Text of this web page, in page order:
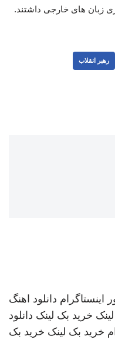
زبان های خارجی داشتند.
رهبر انقلاب
اینستاگرام دانلود اهنگ
خرید بک لینک دانلود
خرید بک لینک خرید بک